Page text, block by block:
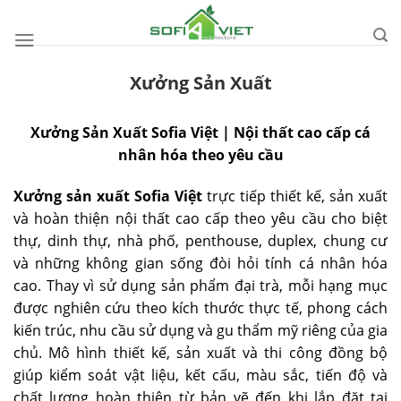
content
Xưởng Sản Xuất
Xưởng Sản Xuất Sofia Việt | Nội thất cao cấp cá
nhân hóa theo yêu cầu
Xưởng sản xuất Sofia Việt trực tiếp thiết kế, sản xuất
và hoàn thiện nội thất cao cấp theo yêu cầu cho biệt
thự, dinh thự, nhà phố, penthouse, duplex, chung cư
và những không gian sống đòi hỏi tính cá nhân hóa
cao. Thay vì sử dụng sản phẩm đại trà, mỗi hạng mục
được nghiên cứu theo kích thước thực tế, phong cách
kiến trúc, nhu cầu sử dụng và gu thẩm mỹ riêng của gia
chủ. Mô hình thiết kế, sản xuất và thi công đồng bộ
giúp kiểm soát vật liệu, kết cấu, màu sắc, tiến độ và
chất lượng hoàn thiện từ bản vẽ đến khi lắp đặt tại